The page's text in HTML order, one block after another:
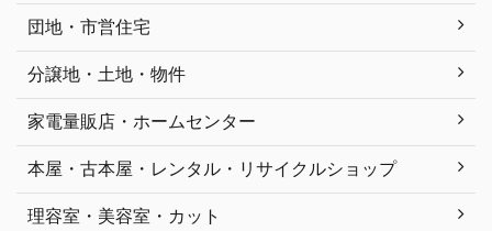
団地・市営住宅
分譲地・土地・物件
家電量販店・ホームセンター
本屋・古本屋・レンタル・リサイクルショップ
理容室・美容室・カット